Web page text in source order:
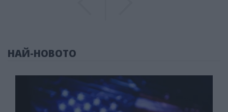
НАЙ-НОВОТО